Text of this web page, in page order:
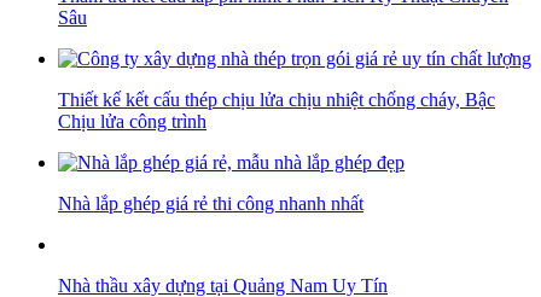
Sâu
Thiết kế kết cấu thép chịu lửa chịu nhiệt chống cháy, Bậc
Chịu lửa công trình
Nhà lắp ghép giá rẻ thi công nhanh nhất
Nhà thầu xây dựng tại Quảng Nam Uy Tín